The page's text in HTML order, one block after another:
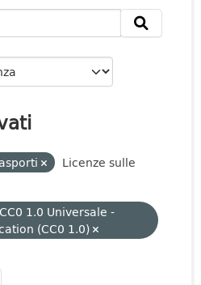
Licenze sulle
1.0 Universale -
(CC0 1.0)